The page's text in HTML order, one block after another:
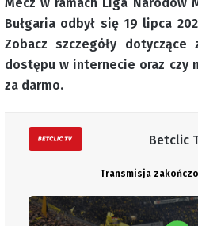
Bułgaria odbył się 19 lipca
Zobacz szczegóły dotyczące
dostępu w internecie oraz czy
za darmo.
Betclic
Transmisja